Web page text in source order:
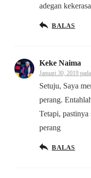
adegan
BALAS
Keke Naima
Januari 30, 2019
Setuju, Saya
perang.
Tetapi, pastinya
perang
BALAS